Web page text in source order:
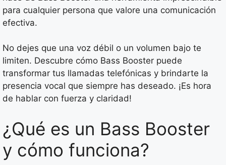
para cualquier persona que valore una comunicación
efectiva.
No dejes que una voz débil o un volumen bajo te
limiten. Descubre cómo Bass Booster puede
transformar tus llamadas telefónicas y brindarte la
presencia vocal que siempre has deseado. ¡Es hora
de hablar con fuerza y claridad!
¿Qué es un Bass Booster
y cómo funciona?